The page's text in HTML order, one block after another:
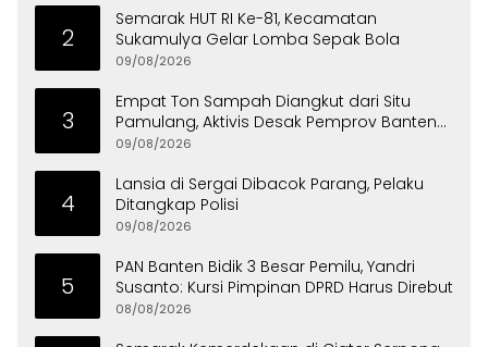
2
Semarak HUT RI Ke-81, Kecamatan
Sukamulya Gelar Lomba Sepak Bola
09/08/2026
3
Empat Ton Sampah Diangkut dari Situ
Pamulang, Aktivis Desak Pemprov Banten
Peduli Lingkungan
09/08/2026
4
Lansia di Sergai Dibacok Parang, Pelaku
Ditangkap Polisi
09/08/2026
5
PAN Banten Bidik 3 Besar Pemilu, Yandri
Susanto: Kursi Pimpinan DPRD Harus Direbut
08/08/2026